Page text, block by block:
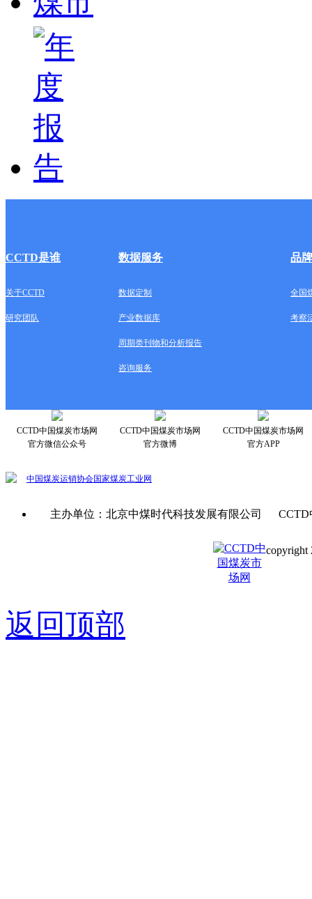
CCTD是谁 数据服务 品
关于CCTD 数据定制 全国
研究团队 产业数据库 考察
周期类刊物和分析报告
咨询服务
CCTD中国煤炭市场网
官方微信公众号
CCTD中国煤炭市场网
官方微博
CCTD中国煤炭市场网
官方APP
中国煤炭运销协会国家煤炭工业网
主办单位：北京中煤时代科技发展有限公司
copyright
返回顶部